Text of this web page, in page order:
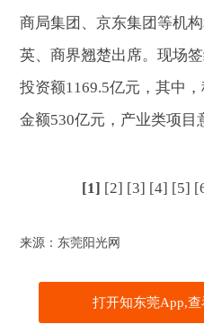
商局集团、京东集团等机
英、商界翘楚出席。现场
投资额1169.5亿元，其中
金额530亿元，产业类项目
[1] [2] [3] [4] [5]
来源：东莞阳光网
打开知东莞App,查